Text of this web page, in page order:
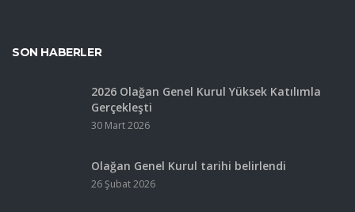
SON HABERLER
2026 Olağan Genel Kurul Yüksek Katılımla
Gerçekleşti
30 Mart 2026
Olağan Genel Kurul tarihi belirlendi
26 Şubat 2026